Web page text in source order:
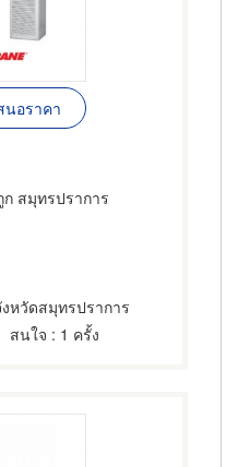
นอราคา
ก สมุทรปราการ
หวัดสมุทรปราการ
สนใจ : 1 ครั้ง